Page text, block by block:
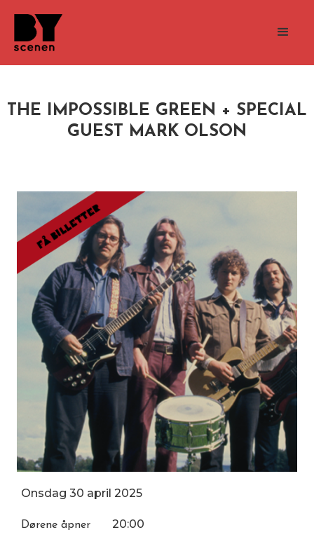
THE IMPOSSIBLE GREEN + SPECIAL
GUEST MARK OLSON
Onsdag 30 april 2025
Dørene åpner 20:00